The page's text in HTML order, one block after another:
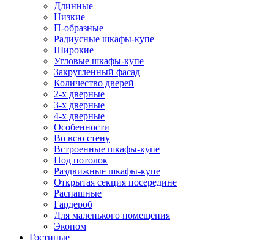
Длинные
Низкие
П-образные
Радиусные шкафы-купе
Широкие
Угловые шкафы-купе
Закругленный фасад
Количество дверей
2-х дверные
3-х дверные
4-х дверные
Особенности
Во всю стену
Встроенные шкафы-купе
Под потолок
Раздвижные шкафы-купе
Открытая секция посередине
Распашные
Гардероб
Для маленького помещения
Эконом
Гостиные